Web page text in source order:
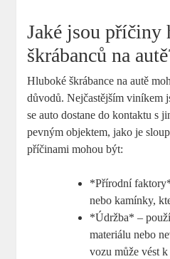
Jaké jsou příčiny
škrábanců na
Hluboké škrábance na ‍autě⁣
důvodů. Nejčastějším viníkem
se auto dostane do ⁣kontaktu s
pevným objektem, jako je
příčinami mohou být:
*Přírodní
nebo kamínky,
*Údržba* –
materiálu nebo
⁤vozu může vést